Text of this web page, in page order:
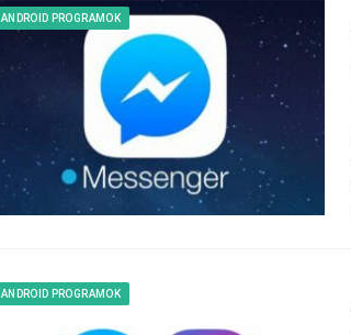
ANDROID PROGRAMOK
ANDROID PROGRAMOK